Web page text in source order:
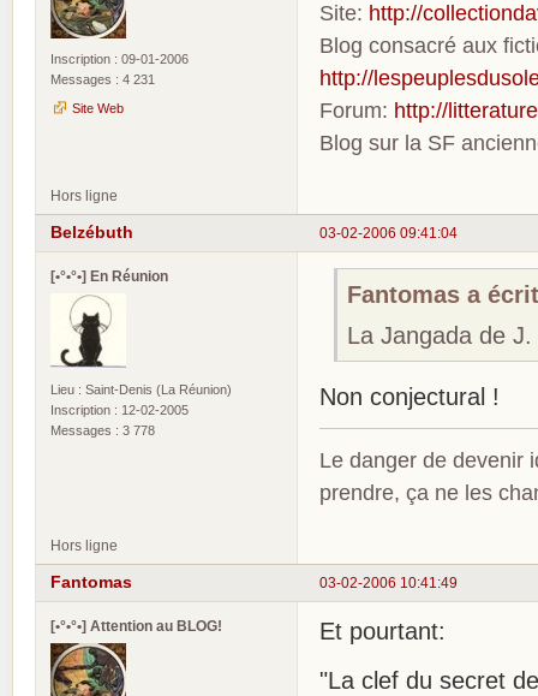
Inscription : 09-01-2006
Messages : 4 231
Site Web
Site: http://
Blog consacré aux
http://
Forum: http://
Blog sur la SF
Hors ligne
03-02-2006 09:41:04
Belzébuth
[•°•°•] En Réunion
Lieu : Saint-Denis (La Réunion)
Inscription : 12-02-2005
Messages : 3 778
Fantomas a
La Jangada de
Non conjectural !
Le danger de devenir
prendre, ça ne les
Hors ligne
03-02-2006 10:41:49
Fantomas
[•°•°•] Attention au BLOG!
Et pourtant:
"La clef du secret